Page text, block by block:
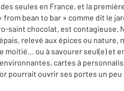
seules en France, et la
bean to bar » comme dit le
saint chocolat, est contagieuse.
relevé aux épices ou nature,
moitié… ou à savourer seul(e) et
cartes à
pourrait ouvrir ses portes un